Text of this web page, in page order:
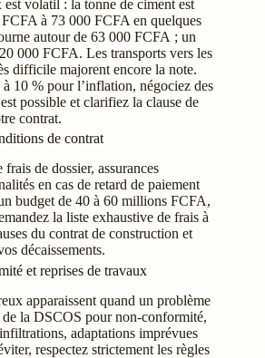
volatil : la tonne de ciment est
à 73 000 FCFA en quelques
autour de 63 000 FCFA ; un
000 FCFA. Les transports vers les
difficile majorent encore la note.
10 % pour l’inflation, négociez des
possible et clarifiez la clause de
contrat.
de contrat
de dossier, assurances
en cas de retard de paiement
budget de 40 à 60 millions FCFA,
la liste exhaustive de frais à
du contrat de construction et
décaissements.
et reprises de travaux
apparaissent quand un problème
la DSCOS pour non-conformité,
adaptations imprévues
respectez strictement les règles